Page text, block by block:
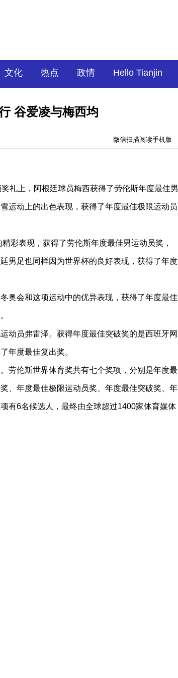
文化 热点 政情 Hello Tianjin
谷爱凌与梅西均
微信扫描阅读手机版
上，阿根廷球员梅西获得了劳伦斯年度最佳男
运动上的出色表现，获得了年度最佳极限运动员
表现，获得了劳伦斯年度最佳男运动员奖，
男足也同样因为世界杯的良好表现，获得了年度
会和这项运动中的优异表现，获得了年度最佳
员弗雷泽。获得年度最佳突破奖的是西班牙网
年度最佳复出奖。
伦斯世界体育奖共有七个奖项，分别是年度最
、年度最佳极限运动员奖、年度最佳突破奖、年
有6名候选人，最终由全球超过1400家体育媒体